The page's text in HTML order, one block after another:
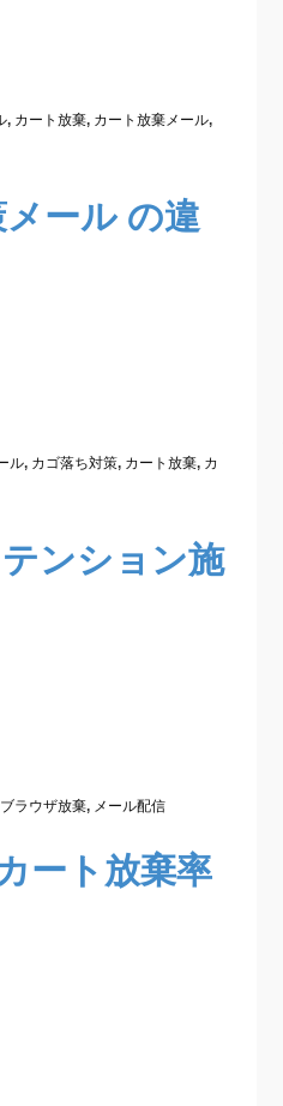
, カート放棄, カート放棄メール,
ール の違
ル, カゴ落ち対策, カート放棄, カ
ンション施
ブラウザ放棄, メール配信
ート放棄率